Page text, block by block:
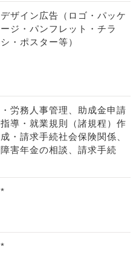
デザイン広告（ロゴ・パッケ
ージ・パンフレット・チラ
シ・ポスター等）
・労務人事管理、助成金申請
指導・就業規則（諸規程）作
成・請求手続社会保険関係、
障害年金の相談、請求手続
*
*